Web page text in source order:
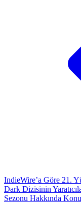
IndieWire’a Göre 21.
Dark Dizisinin
Sezonu Hakkında